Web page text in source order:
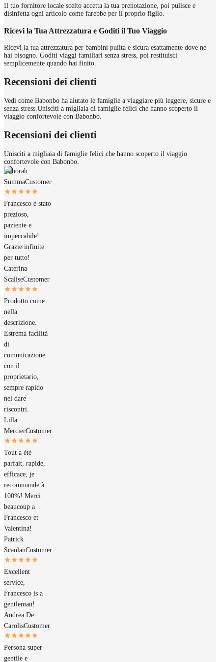
Il tuo fornitore locale scelto accetta la tua prenotazione, poi pulisce e
disinfetta ogni articolo come farebbe per il proprio figlio.
Ricevi la Tua Attrezzatura e Goditi il Tuo Viaggio
Ricevi la tua attrezzatura per bambini pulita e sicura esattamente dove ne
hai bisogno. Goditi viaggi familiari senza stress, poi restituisci
semplicemente quando hai finito.
Recensioni dei clienti
Vedi come Babonbo ha aiutato le famiglie a viaggiare più leggere, sicure e
senza stress. Unisciti a migliaia di famiglie felici che hanno scoperto il
viaggio confortevole con Babonbo.
Recensioni dei clienti
Unisciti a migliaia di famiglie felici che hanno scoperto il viaggio
confortevole con Babonbo.
Deborah
SummaCustomer
Francesco è stato
prezioso,
paziente e
impeccabile!
Grazie infinite
per tutto!
Caterina
ScaliseCustomer
Prodotto come
nella
descrizione.
Estrema facilità
di
comunicazione
con il
proprietario,
sempre rapido
nel dare
riscontri.
Lilla
MercierCustomer
Tout a été
parfait, rapide,
efficace, je
recommande à
100%! Merci
beaucoup a
Francesco et
Valentina!
Patrick
ScanlanCustomer
Excellent
service,
Francesco is a
gentleman!
Andrea De
CarolisCustomer
Persona super
gentile e